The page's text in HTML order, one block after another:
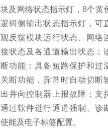
块及网络状态指示灯，8个黄
逻辑侧输出状态指示灯，可
观反馈模块运行状态、网络
接状态及各通道输出状态；
断功能：具备短路保护和过
关断功能，异常时自动切断
出并向控制器上报故障；支
通过软件进行通道强制、诊
使能及电子标签配置。